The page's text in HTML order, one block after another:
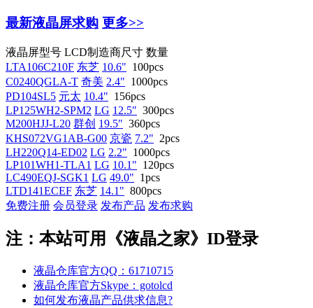
最新液晶屏求购 更多>>
液晶屏型号 LCD制造商尺寸 数量
LTA106C210F 东芝 10.6" 100pcs
C0240QGLA-T 奇美 2.4" 1000pcs
PD104SL5 元太 10.4" 156pcs
LP125WH2-SPM2 LG 12.5" 300pcs
M200HJJ-L20 群创 19.5" 360pcs
KHS072VG1AB-G00 京瓷 7.2" 2pcs
LH220Q14-ED02 LG 2.2" 1000pcs
LP101WH1-TLA1 LG 10.1" 120pcs
LC490EQJ-SGK1 LG 49.0" 1pcs
LTD141ECEF 东芝 14.1" 800pcs
免费注册 会员登录 发布产品 发布求购
注：本站可用《液晶之家》ID登录
液晶仓库官方QQ：61710715
液晶仓库官方Skype：gotolcd
如何发布液晶产品供求信息?